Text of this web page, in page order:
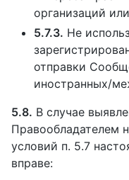
организаций
5.7.3. Не
отправки
иностранных/
5.8. В случае
Правообладателем
условий п. 5.7
вправе: